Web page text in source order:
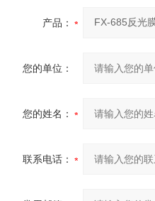
产品：
您的单位：
您的姓名：
联系电话：